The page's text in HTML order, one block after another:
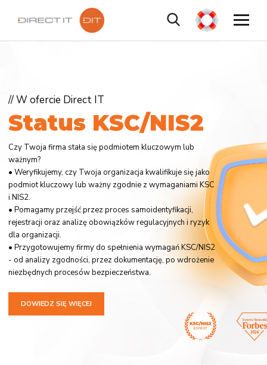
Status KSC/NIS2
Czy Twoja firma stała się podmiotem kluczowym lub
ważnym?
• Weryfikujemy, czy Twoja organizacja kwalifikuje się jako
podmiot kluczowy lub ważny zgodnie z wymaganiami KSC
i NIS2.
• Pomagamy przejść przez proces samoidentyfikacji,
rejestracji oraz analizę obowiązków regulacyjnych i ryzyk
dla organizacji.
• Przygotowujemy firmy do spełnienia wymagań KSC/NIS2
- od analizy zgodności, przez dokumentację, po wdrożenie
niezbędnych procesów bezpieczeństwa.
// W ofercie Direct IT
DOWIEDZ SIĘ WIĘCEJ